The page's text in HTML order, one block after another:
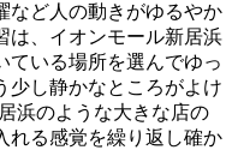
など人の動きがゆるやか
は、イオンモール新居浜
ている場所を選んでゆっ
少し静かなところがよけ
浜のような大きな店の
れる感覚を繰り返し確か